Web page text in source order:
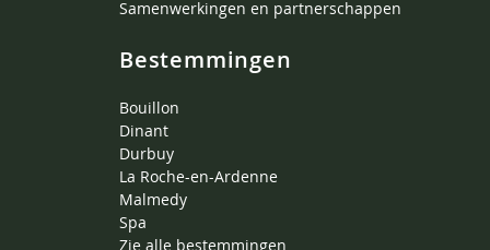
Samenwerkingen en partnerschappen
Bestemmingen
Bouillon
Dinant
Durbuy
La Roche-en-Ardenne
Malmedy
Spa
Zie alle bestemmingen